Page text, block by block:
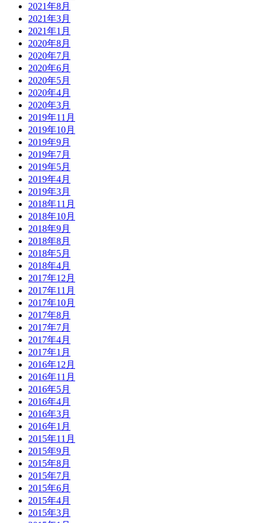
2021年8月
2021年3月
2021年1月
2020年8月
2020年7月
2020年6月
2020年5月
2020年4月
2020年3月
2019年11月
2019年10月
2019年9月
2019年7月
2019年5月
2019年4月
2019年3月
2018年11月
2018年10月
2018年9月
2018年8月
2018年5月
2018年4月
2017年12月
2017年11月
2017年10月
2017年8月
2017年7月
2017年4月
2017年1月
2016年12月
2016年11月
2016年5月
2016年4月
2016年3月
2016年1月
2015年11月
2015年9月
2015年8月
2015年7月
2015年6月
2015年4月
2015年3月